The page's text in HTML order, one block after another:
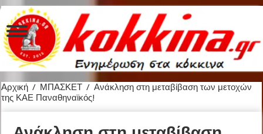
Αρχική / ΜΠΑΣΚΕΤ / Ανάκληση στη μεταβίβαση των μετοχών
της ΚΑΕ Παναθηναϊκός!